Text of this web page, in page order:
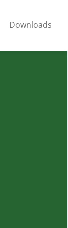
Downloads